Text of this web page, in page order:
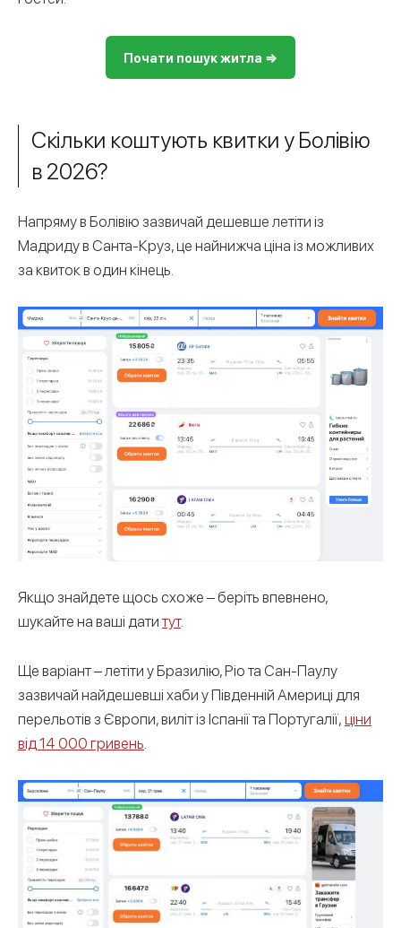
Почати пошук житла ⇒
Скільки коштують квитки у Болівію
в 2026?
Напряму в Болівію зазвичай дешевше летіти із
Мадриду в Санта-Круз, це найнижча ціна із можливих
за квиток в один кінець.
Якщо знайдете щось схоже – беріть впевнено,
шукайте на ваші дати тут.
Ще варіант – летіти у Бразилію, Ріо та Сан-Паулу
зазвичай найдешевші хаби у Південній Америці для
перельотів з Європи, виліт із Іспанії та Португалії, ціни
від 14 000 гривень